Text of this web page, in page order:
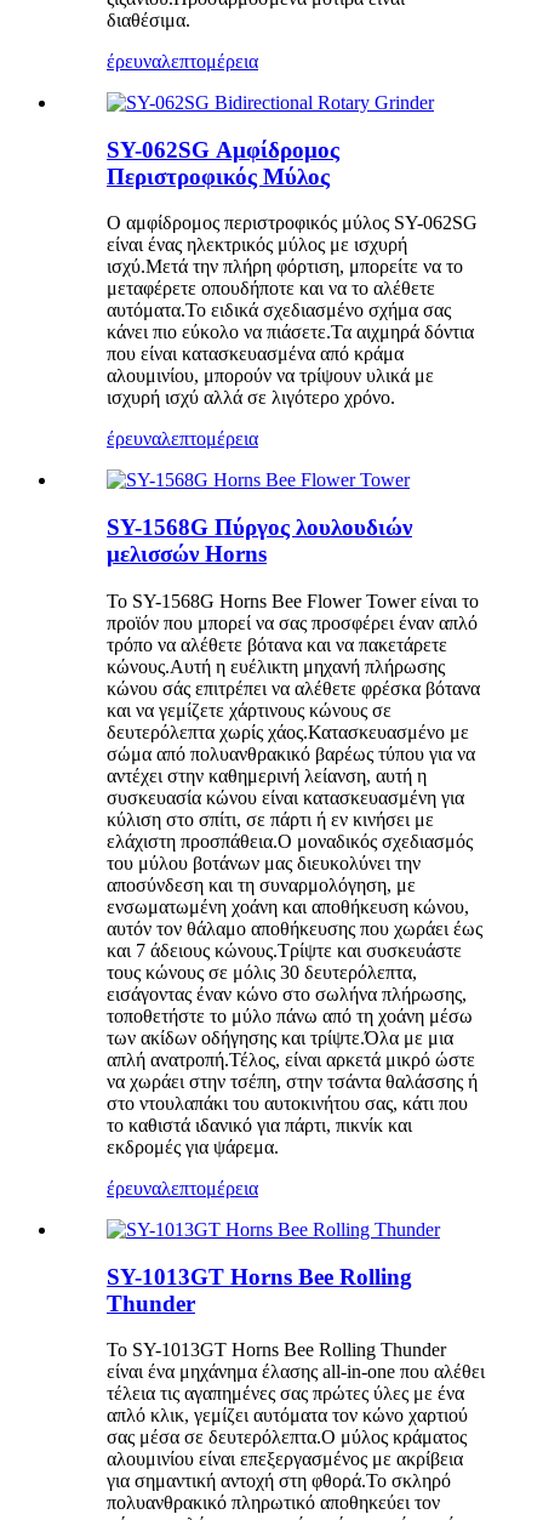
διαθέσιμα.
έρευναλεπτομέρεια
SY-062SG Αμφίδρομος
Περιστροφικός Μύλος
Ο αμφίδρομος περιστροφικός μύλος SY-062SG
είναι ένας ηλεκτρικός μύλος με ισχυρή
ισχύ.Μετά την πλήρη φόρτιση, μπορείτε να το
μεταφέρετε οπουδήποτε και να το αλέθετε
αυτόματα.Το ειδικά σχεδιασμένο σχήμα σας
κάνει πιο εύκολο να πιάσετε.Τα αιχμηρά δόντια
που είναι κατασκευασμένα από κράμα
αλουμινίου, μπορούν να τρίψουν υλικά με
ισχυρή ισχύ αλλά σε λιγότερο χρόνο.
έρευναλεπτομέρεια
SY-1568G Πύργος λουλουδιών
μελισσών Horns
Το SY-1568G Horns Bee Flower Tower είναι το
προϊόν που μπορεί να σας προσφέρει έναν απλό
τρόπο να αλέθετε βότανα και να πακετάρετε
κώνους.Αυτή η ευέλικτη μηχανή πλήρωσης
κώνου σάς επιτρέπει να αλέθετε φρέσκα βότανα
και να γεμίζετε χάρτινους κώνους σε
δευτερόλεπτα χωρίς χάος.Κατασκευασμένο με
σώμα από πολυανθρακικό βαρέως τύπου για να
αντέχει στην καθημερινή λείανση, αυτή η
συσκευασία κώνου είναι κατασκευασμένη για
κύλιση στο σπίτι, σε πάρτι ή εν κινήσει με
ελάχιστη προσπάθεια.Ο μοναδικός σχεδιασμός
του μύλου βοτάνων μας διευκολύνει την
αποσύνδεση και τη συναρμολόγηση, με
ενσωματωμένη χοάνη και αποθήκευση κώνου,
αυτόν τον θάλαμο αποθήκευσης που χωράει έως
και 7 άδειους κώνους.Τρίψτε και συσκευάστε
τους κώνους σε μόλις 30 δευτερόλεπτα,
εισάγοντας έναν κώνο στο σωλήνα πλήρωσης,
τοποθετήστε το μύλο πάνω από τη χοάνη μέσω
των ακίδων οδήγησης και τρίψτε.Όλα με μια
απλή ανατροπή.Τέλος, είναι αρκετά μικρό ώστε
να χωράει στην τσέπη, στην τσάντα θαλάσσης ή
στο ντουλαπάκι του αυτοκινήτου σας, κάτι που
το καθιστά ιδανικό για πάρτι, πικνίκ και
εκδρομές για ψάρεμα.
έρευναλεπτομέρεια
SY-1013GT Horns Bee Rolling
Thunder
Το SY-1013GT Horns Bee Rolling Thunder
είναι ένα μηχάνημα έλασης all-in-one που αλέθει
τέλεια τις αγαπημένες σας πρώτες ύλες με ένα
απλό κλικ, γεμίζει αυτόματα τον κώνο χαρτιού
σας μέσα σε δευτερόλεπτα.Ο μύλος κράματος
αλουμινίου είναι επεξεργασμένος με ακρίβεια
για σημαντική αντοχή στη φθορά.Το σκληρό
πολυανθρακικό πληρωτικό αποθηκεύει τον